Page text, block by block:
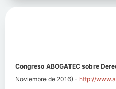
Congreso ABOGATEC sobre
Noviembre de 2016) - http://